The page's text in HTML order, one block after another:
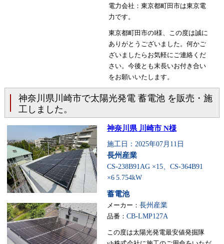
電力会社：東京都町田市は東京電
力です。
東京都町田市のI様、この度は誠に
ありがとうございました。何かご
ざいましたらお気軽にご連絡くだ
さい。今後とも末長いお付き合い
をお願いいたします。
神奈川県川崎市で太陽光発電 蓄電池 を販売・施
工しました。
神奈川県 川崎市 N様
施工日：2025年07月11日
長州産業
CS-238B91AG ×15、CS-364B91
×6 5.754kW
蓄電池
メーカー： 長州産業
品番： CB-LMP127A
この度は太陽光発電最安値発掘隊